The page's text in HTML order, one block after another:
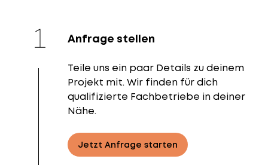
Anfrage stellen
Teile uns ein paar Details zu deinem
Projekt mit. Wir finden für dich
qualifizierte Fachbetriebe in deiner
Nähe.
Jetzt Anfrage starten